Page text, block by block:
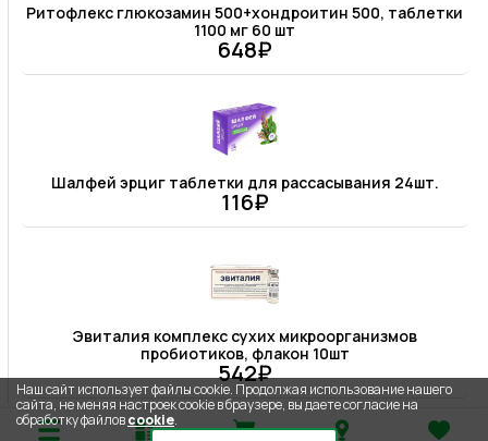
Ритофлекс глюкозамин 500+хондроитин 500, таблетки
1100 мг 60 шт
648₽
Шалфей эрциг таблетки для рассасывания 24шт.
116₽
Эвиталия комплекс сухих микроорганизмов
пробиотиков, флакон 10шт
542₽
Наш сайт использует файлы cookie. Продолжая использование нашего
сайта, не меняя настроек cookie в браузере, вы даете согласие на
обработку файловcookie.